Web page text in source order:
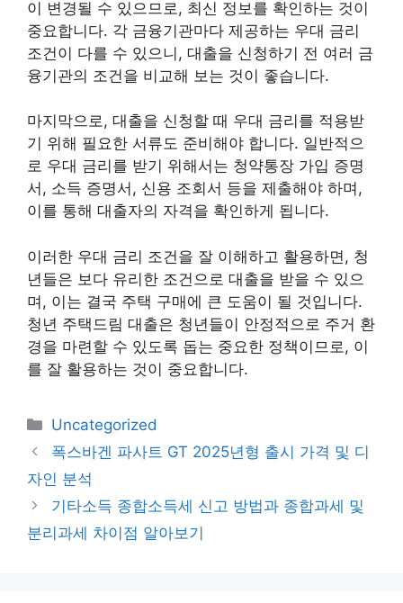
이 변경될 수 있으므로, 최신 정보를 확인하는 것이
중요합니다. 각 금융기관마다 제공하는 우대 금리
조건이 다를 수 있으니, 대출을 신청하기 전 여러 금
융기관의 조건을 비교해 보는 것이 좋습니다.
마지막으로, 대출을 신청할 때 우대 금리를 적용받
기 위해 필요한 서류도 준비해야 합니다. 일반적으
로 우대 금리를 받기 위해서는 청약통장 가입 증명
서, 소득 증명서, 신용 조회서 등을 제출해야 하며,
이를 통해 대출자의 자격을 확인하게 됩니다.
이러한 우대 금리 조건을 잘 이해하고 활용하면, 청
년들은 보다 유리한 조건으로 대출을 받을 수 있으
며, 이는 결국 주택 구매에 큰 도움이 될 것입니다.
청년 주택드림 대출은 청년들이 안정적으로 주거 환
경을 마련할 수 있도록 돕는 중요한 정책이므로, 이
를 잘 활용하는 것이 중요합니다.
카
테
고
리
Uncategorized
폭스바겐 파사트 GT 2025년형 출시 가격 및 디
자인 분석
기타소득 종합소득세 신고 방법과 종합과세 및
분리과세 차이점 알아보기